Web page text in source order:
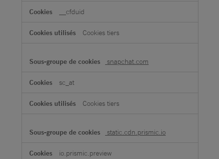
__cfduid
Cookies tiers
snapchat.com
sc_at
Cookies tiers
static.cdn.prismic.io
io.prismic.preview